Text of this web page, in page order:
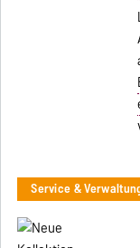
Service &